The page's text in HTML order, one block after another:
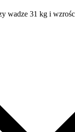
wadze 31 kg i